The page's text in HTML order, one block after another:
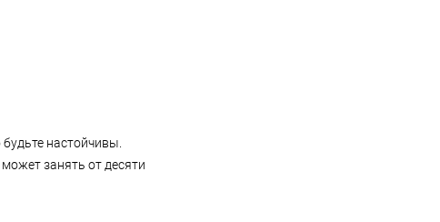
настойчивы.
занять от десяти